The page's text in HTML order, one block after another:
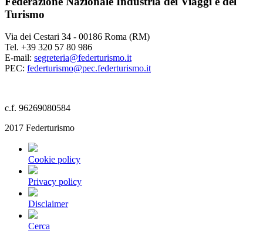
Turismo
Via dei Cestari 34 - 00186 Roma (RM)
Tel. +39 320 57 80 986
E-mail: segreteria@federturismo.it
PEC: federturismo@pec.federturismo.it
c.f. 96269080584
2017 Federturismo
Cookie policy
Privacy policy
Disclaimer
Cerca